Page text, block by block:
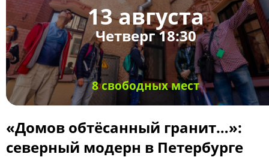
13 августа
Четверг 18:30
8 свободных мест
«Домов обтёсанный гранит…»:
северный модерн в Петербурге